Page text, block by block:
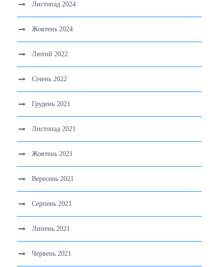
Листопад 2024
Жовтень 2024
Лютий 2022
Січень 2022
Грудень 2021
Листопад 2021
Жовтень 2021
Вересень 2021
Серпень 2021
Липень 2021
Червень 2021